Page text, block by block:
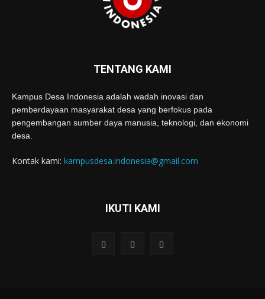
TENTANG KAMI
Kampus Desa Indonesia adalah wadah inovasi dan
pemberdayaan masyarakat desa yang berfokus pada
pengembangan sumber daya manusia, teknologi, dan ekonomi
desa.
Kontak kami: kampusdesa.indonesia@gmail.com
IKUTI KAMI